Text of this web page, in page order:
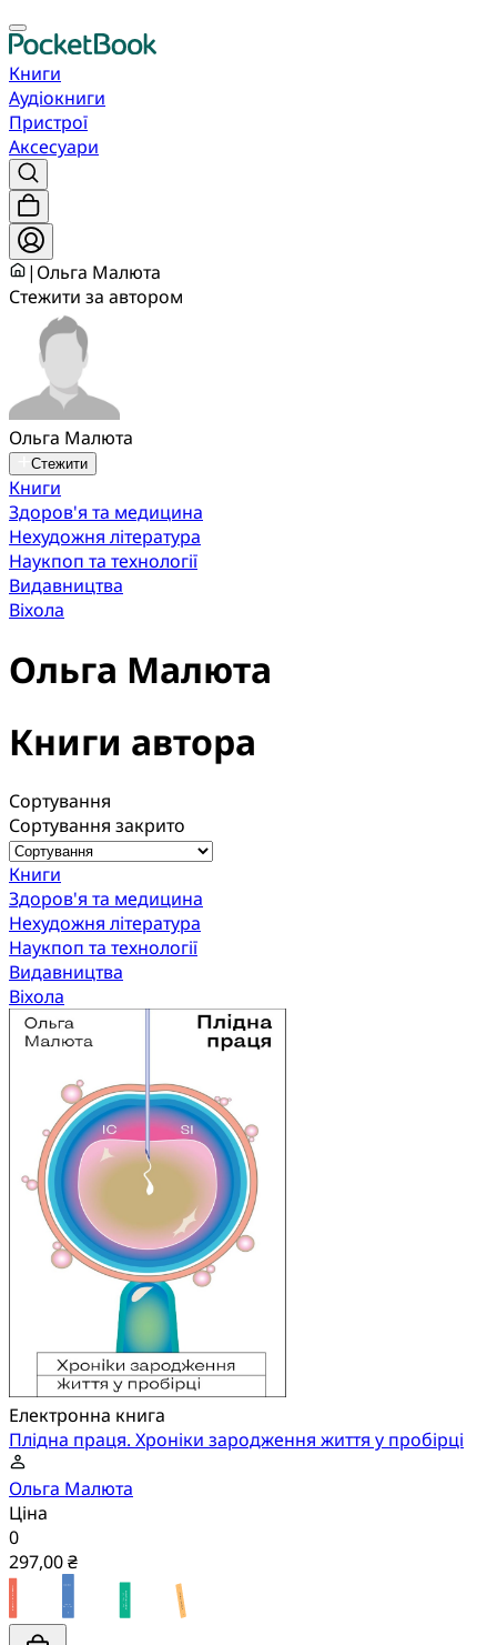
Книги
Аудіокниги
Пристрої
Аксесуари
| Ольга Малюта
Стежити за автором
Ольга Малюта
Стежити
Книги
Здоров'я та медицина
Нехудожня література
Наукпоп та технології
Видавництва
Віхола
Ольга Малюта
Книги автора
Сортування
Сортування закрито
Книги
Здоров'я та медицина
Нехудожня література
Наукпоп та технології
Видавництва
Віхола
Електронна книга
Плідна праця. Хроніки зародження життя у пробірці
Ольга Малюта
Ціна
0
297,00 ₴